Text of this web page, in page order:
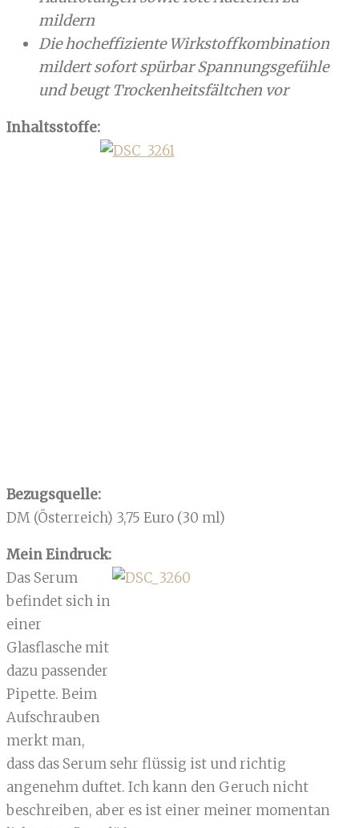
mildern
Die hocheffiziente Wirkstoffkombination
mildert sofort spürbar Spannungsgefühle
und beugt Trockenheitsfältchen vor
Inhaltsstoffe:
Bezugsquelle:
DM (Österreich) 3,75 Euro (30 ml)
Mein Eindruck:
Das Serum
befindet sich in
einer
Glasflasche mit
dazu passender
Pipette. Beim
Aufschrauben
merkt man,
dass das Serum sehr flüssig ist und richtig
angenehm duftet. Ich kann den Geruch nicht
beschreiben, aber es ist einer meiner momentan